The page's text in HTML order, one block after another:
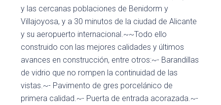
y las cercanas poblaciones de Benidorm y
Villajoyosa, y a 30 minutos de la ciudad de Alicante
y su aeropuerto internacional.~~Todo ello
construido con las mejores calidades y últimos
avances en construcción, entre otros:~- Barandillas
de vidrio que no rompen la continuidad de las
vistas.~- Pavimento de gres porcelánico de
primera calidad.~- Puerta de entrada acorazada.~-